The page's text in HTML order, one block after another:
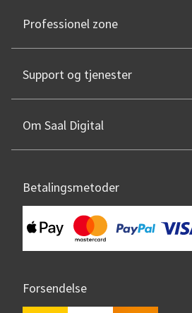
Professionel zone
Support og tjenester
Om Saal Digital
Betalingsmetoder
Forsendelse